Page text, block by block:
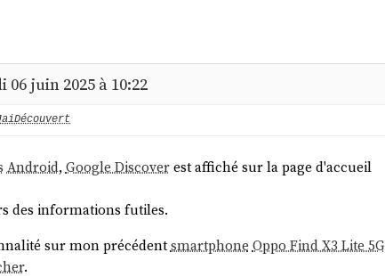
juin 2025 à 10:22
Android, Google Discoverest affiché sur la page d'accueil
des informations futiles.
sur mon précédentsmartphone Oppo Find X3 Lite 5G
.